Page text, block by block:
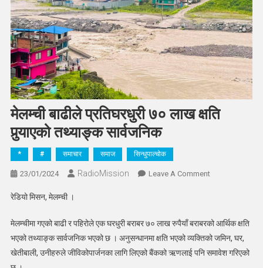
मेलम्ची बाढीले प्रतिघरधुरी ७० लाख क्षति
पुर्‍याएको तथ्याङ्क सार्वजनिक
* # समाचार समाज सिन्धुपाल्चोक
23/01/2024 RadioMission Leave A CommentOn
७०
लाख
क्षति
रेडियो मिसन, मेलम्ची ।
मेलम्चीमा गएको बाढी र पहिरोले एक घरधुरी बराबर ७० लाख रुपैयाँ बराबरको आर्थिक क्षति
भएको तथ्याङ्क सार्वजनिक भएको छ । अनुसन्धानमा क्षति भएको व्यक्तिको जमिन, घर,
खेतीबाली, उनीहरुले जीविकोपार्जनका लागि लिएको बैंकको ऋणलाई पनि समावेश गरिएको